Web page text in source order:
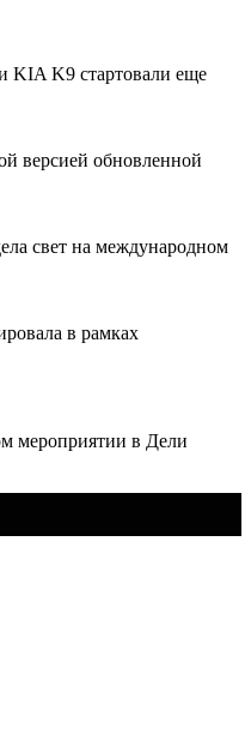
K9 стартовали еще
версией обновленной
свет на международном
в рамках
мероприятии в Дели